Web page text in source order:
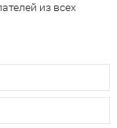
из всех
по работе
рассказать о